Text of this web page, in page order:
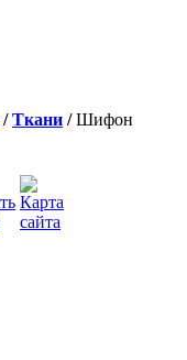
/Ткани /Шифон